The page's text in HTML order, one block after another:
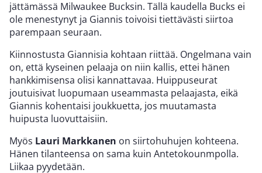
jättämässä Milwaukee Bucksin. Tällä kaudella Bucks ei
ole menestynyt ja Giannis toivoisi tiettävästi siirtoa
parempaan seuraan.
Kiinnostusta Giannisia kohtaan riittää. Ongelmana vain
on, että kyseinen pelaaja on niin kallis, ettei hänen
hankkimisensa olisi kannattavaa. Huippuseurat
joutuisivat luopumaan useammasta pelaajasta, eikä
Giannis kohentaisi joukkuetta, jos muutamasta
huipusta luovuttaisiin.
Myös Lauri Markkanen on siirtohuhujen kohteena.
Hänen tilanteensa on sama kuin Antetokounmpolla.
Liikaa pyydetään.